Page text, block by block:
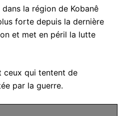
la région de Kobanê
forte depuis la dernière
et met en péril la lutte
ceux qui tentent de
par la guerre.